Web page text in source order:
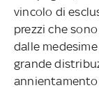
vincolo di
prezzi che
dalle
grande
annientamento